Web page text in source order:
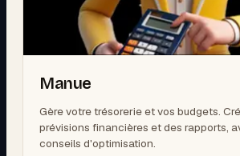
Manue
Gère votre trésorerie et vos budgets.
prévisions financières et des rapports,
conseils d'optimisation.